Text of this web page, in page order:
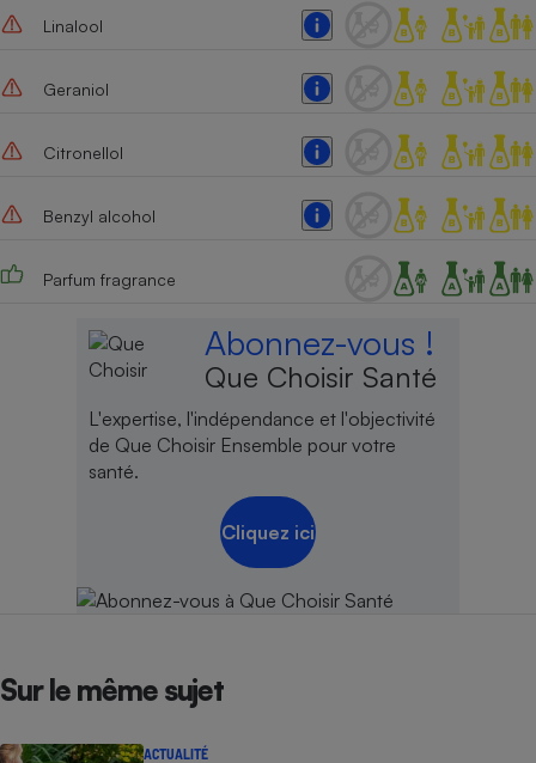
Linalool
Geraniol
Citronellol
Benzyl alcohol
Parfum fragrance
Abonnez-vous !
Que Choisir Santé
L'expertise, l'indépendance et l'objectivité
de Que Choisir Ensemble pour votre
santé.
Cliquez ici
Sur le même sujet
ACTUALITÉ